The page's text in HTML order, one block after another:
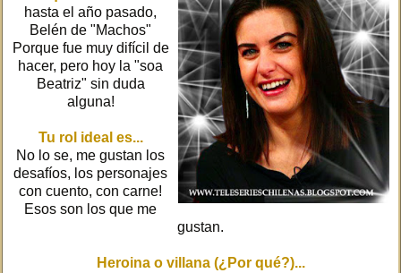
hasta el año pasado,
Belén de "Machos"
Porque fue muy difícil de
hacer, pero hoy la "soa
Beatriz" sin duda
alguna!
Tu rol ideal es...
No lo se, me gustan los
desafíos, los personajes
con cuento, con carne!
Esos son los que me
gustan.
Heroina o villana (¿Por qué?)...